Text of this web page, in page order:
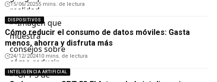
15/06/20255 mins. de lectura
DISPOSITIVOS
Cómo reducir el consumo de datos móviles: Gasta
menos, ahorra y disfruta más
24/12/202410 mins. de lectura
INTELIGENCIA ARTIFICIAL